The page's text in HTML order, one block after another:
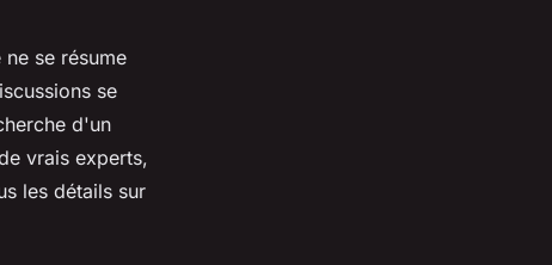
se résume
se
d'un
vrais experts,
les détails sur